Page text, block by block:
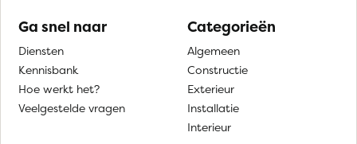
Ga snel naar
Diensten
Kennisbank
Hoe werkt het?
Veelgestelde vragen
Categorieën
Algemeen
Constructie
Exterieur
Installatie
Interieur